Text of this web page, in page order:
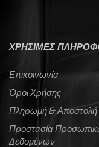
ΧΡΗΣΙΜΕΣ
Επικοινωνία
Όροι Χρήσης
Πληρωμή & Αποστολή
Προστασία
Δεδομένων